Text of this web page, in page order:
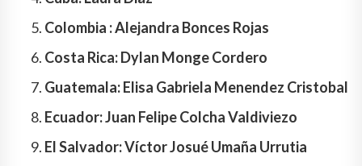
Colombia : Alejandra Bonces Rojas
Costa Rica: Dylan Monge Cordero
Guatemala: Elisa Gabriela Menendez Cristobal
Ecuador: Juan Felipe Colcha Valdiviezo
El Salvador: Víctor Josué Umaña Urrutia